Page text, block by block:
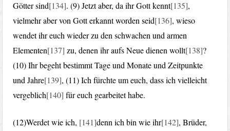
Götter sind[134]. (9) Jetzt aber, da ihr Gott kennt[135],
vielmehr aber von Gott erkannt worden seid[136], wieso
wendet ihr euch wieder zu den schwachen und armen
Elementen[137] zu, denen ihr aufs Neue dienen wollt[138]?
(10) Ihr begeht bestimmt Tage und Monate und Zeitpunkte
und Jahre[139], (11) Ich fürchte um euch, dass ich vielleicht
vergeblich[140] für euch gearbeitet habe.
(12)Werdet wie ich, [141]denn ich bin wie ihr[142], Brüder,